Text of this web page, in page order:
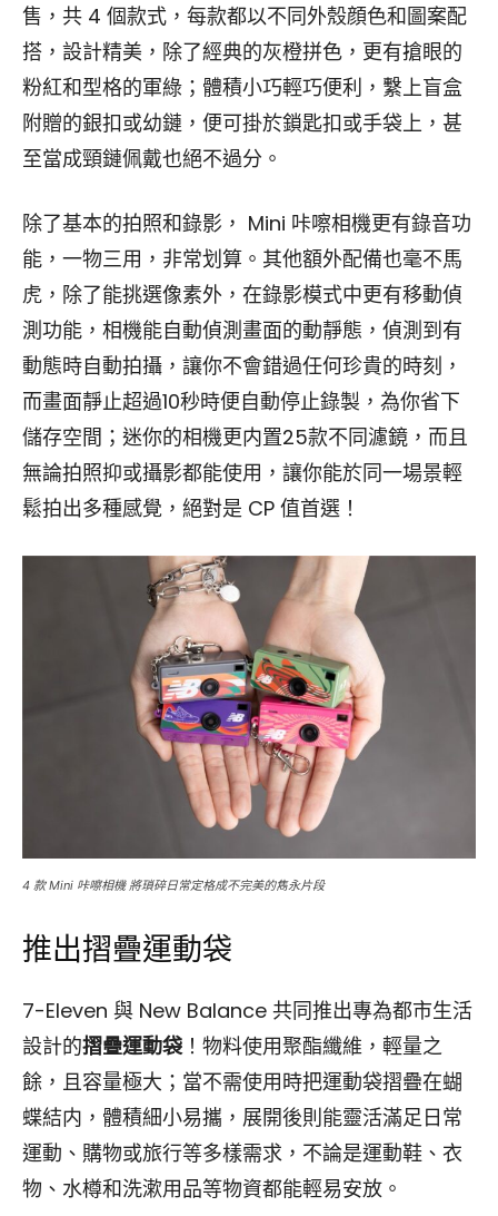
售，共 4 個款式，每款都以不同外殼顔色和圖案配
搭，設計精美，除了經典的灰橙拼色，更有搶眼的
粉紅和型格的軍綠；體積小巧輕巧便利，繫上盲盒
附贈的銀扣或幼鏈，便可掛於鎖匙扣或手袋上，甚
至當成頸鏈佩戴也絕不過分。
除了基本的拍照和錄影， Mini 咔嚓相機更有錄音功
能，一物三用，非常划算。其他額外配備也毫不馬
虎，除了能挑選像素外，在錄影模式中更有移動偵
測功能，相機能自動偵測畫面的動靜態，偵測到有
動態時自動拍攝，讓你不會錯過任何珍貴的時刻，
而畫面靜止超過10秒時便自動停止錄製，為你省下
儲存空間；迷你的相機更内置25款不同濾鏡，而且
無論拍照抑或攝影都能使用，讓你能於同一場景輕
鬆拍出多種感覺，絕對是 CP 值首選！
4 款 Mini 咔嚓相機 將瑣碎日常定格成不完美的雋永片段
推出摺疊運動袋
7-Eleven 與 New Balance 共同推出專為都市生活
設計的摺疊運動袋！物料使用聚酯纖維，輕量之
餘，且容量極大；當不需使用時把運動袋摺疊在蝴
蝶結内，體積細小易攜，展開後則能靈活滿足日常
運動、購物或旅行等多樣需求，不論是運動鞋、衣
物、水樽和洗漱用品等物資都能輕易安放。